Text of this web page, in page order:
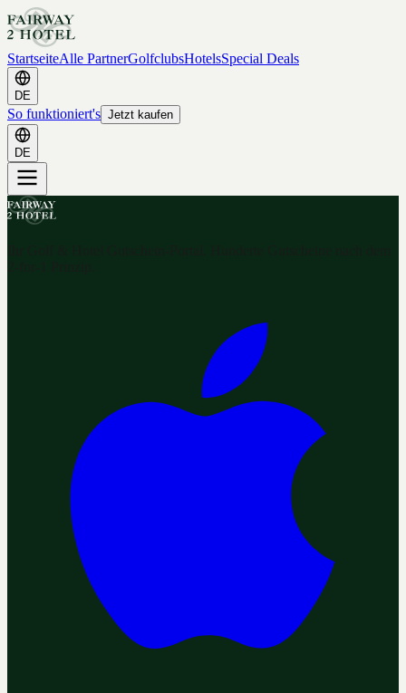
StartseiteAlle PartnerGolfclubsHotelsSpecial Deals
DE
So funktioniert's Jetzt kaufen
DE